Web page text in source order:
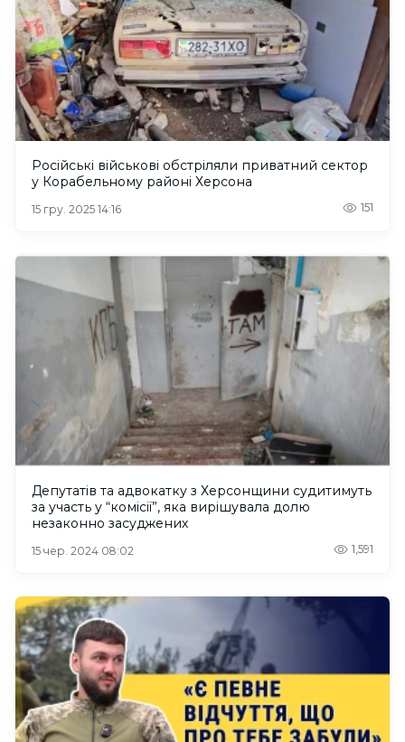
Російські військові обстріляли приватний сектор
у Корабельному районі Херсона
15 гру. 2025 14:16 151
Депутатів та адвокатку з Херсонщини судитимуть
за участь у “комісії”, яка вирішувала долю
незаконно засуджених
15 чер. 2024 08:02 1,591